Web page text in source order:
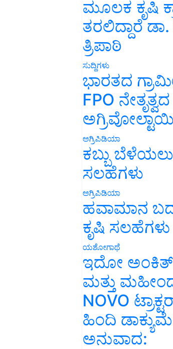
ಮೂಲಕ ಕೃಷಿ
ತರಲಿದ್ದಾರೆ
ತ್ರಿಪಾಠಿ
ಸುದ್ದಿಗಳು
ಭಾರತದ
FPO ನೇತೃತ್ವದ
ಅಗ್ರಿಪಿಡಿಯಾ
ಕಬ್ಬು ಬೆಳೆಯಲು
ಸಲಹೆಗಳು
ಅಗ್ರಿಪಿಡಿಯಾ
ಹವಾಮಾನ
ಕೃಷಿ ಸಲಹೆಗಳು
ಯಶೋಗಾಥೆ
ಇದೋ
ಮತ್ತು
NOVO
ಹಿಂದಿ
ಅನುವಾದ: